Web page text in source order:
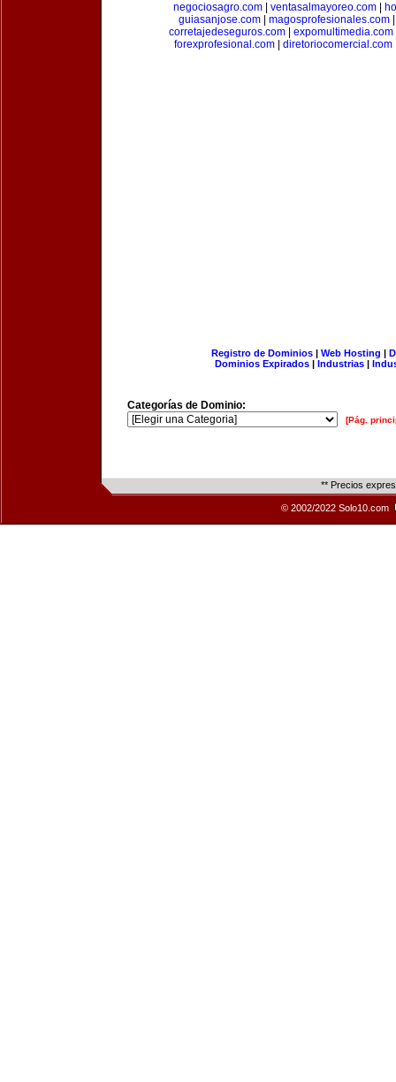
negociosagro.com
ventasalmayoreo.com
guiasanjose.com| magosprofesionales.com
corretajedeseguros.com
expomultimedia.com
forexprofesional.com| diretoriocomercial.com
Registro de Dominios| Web Hosting |
Dominios Expirados | Industrias |
Categorías de Dominio:
[Pág.
** Precios
© 2002/2022 Solo10.com